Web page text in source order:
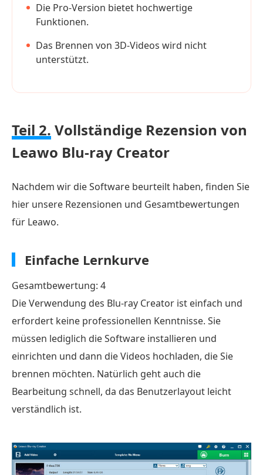
Die Pro-Version bietet hochwertige
Funktionen.
Das Brennen von 3D-Videos wird nicht
unterstützt.
Teil 2. Vollständige Rezension von
Leawo Blu-ray Creator
Nachdem wir die Software beurteilt haben, finden Sie
hier unsere Rezensionen und Gesamtbewertungen
für Leawo.
Einfache Lernkurve
Gesamtbewertung: 4
Die Verwendung des Blu-ray Creator ist einfach und
erfordert keine professionellen Kenntnisse. Sie
müssen lediglich die Software installieren und
einrichten und dann die Videos hochladen, die Sie
brennen möchten. Natürlich geht auch die
Bearbeitung schnell, da das Benutzerlayout leicht
verständlich ist.